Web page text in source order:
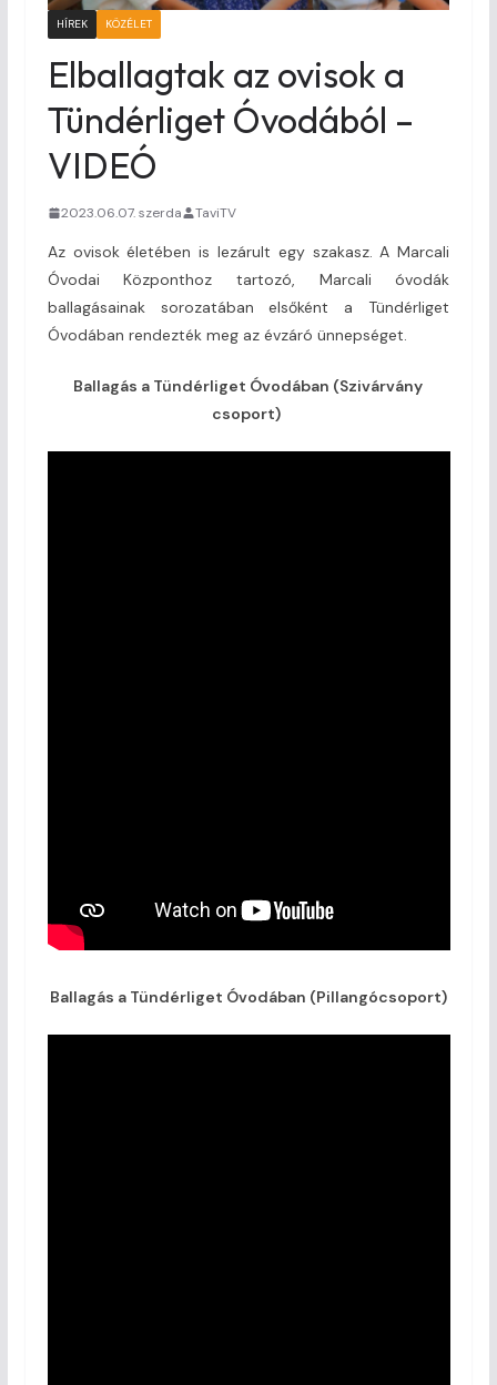
HÍREK KÖZÉLET
Elballagtak az ovisok a
Tündérliget Óvodából –
VIDEÓ
2023.06.07. szerda TaviTV
Az ovisok életében is lezárult egy szakasz. A Marcali
Óvodai Központhoz tartozó, Marcali óvodák
ballagásainak sorozatában elsőként a Tündérliget
Óvodában rendezték meg az évzáró ünnepséget.
Ballagás a Tündérliget Óvodában (Szivárvány
csoport)
Ballagás a Tündérliget Óvodában (Pillangócsoport)